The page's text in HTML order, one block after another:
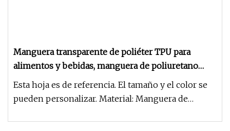
Manguera transparente de poliéter TPU para
alimentos y bebidas, manguera de poliuretano
transparente de poliéter de grado alimentario
Esta hoja es de referencia. El tamaño y el color se
pueden personalizar. Material: Manguera de